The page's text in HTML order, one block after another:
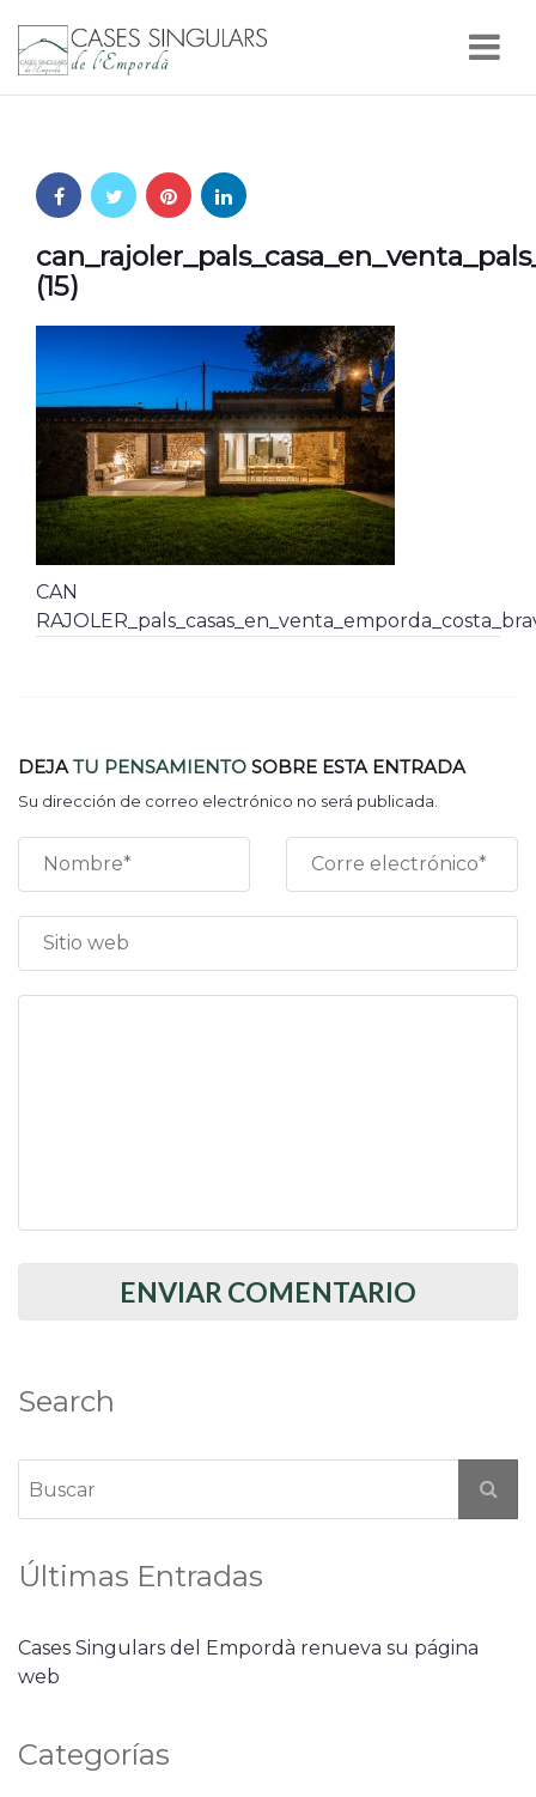
(15)
CAN
DEJATU PENSAMIENTO SOBRE ESTA ENTRADA
Su dirección de correo electrónico no será publicada.
Search
Últimas Entradas
Cases Singulars del Empordà renueva su página
web
Categorías